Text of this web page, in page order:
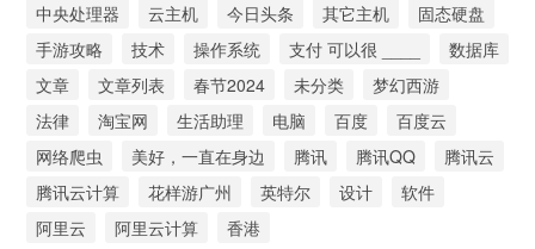
中央处理器
云主机 今日头条 其它主机
固态硬盘
手游攻略
技术 操作系统 支付 可以很 ____
数据库
文章
文章列表 春节2024 未分类
梦幻西游
法律
淘宝网 生活助理 电脑 百度
百度云
网络爬虫
美好，一直在身边 腾讯 腾讯QQ
腾讯云
腾讯云计算
花样游广州 英特尔 设计
软件
阿里云
阿里云计算 香港